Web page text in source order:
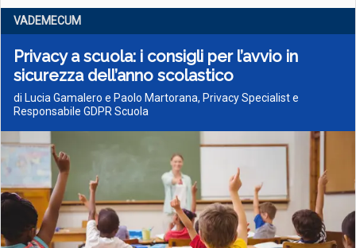
VADEMECUM
Privacy a scuola: i consigli per l’avvio in
sicurezza dell’anno scolastico
di Lucia Gamalero e Paolo Martorana, Privacy Specialist e
Responsabile GDPR Scuola